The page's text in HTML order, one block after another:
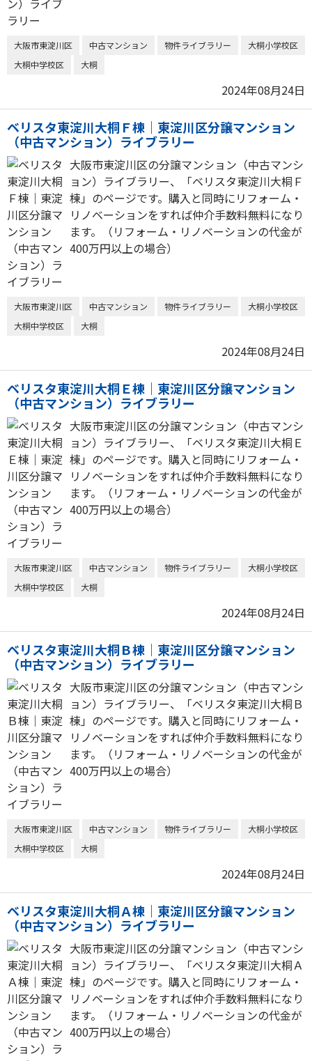
大阪市東淀川区 中古マンション 物件ライブラリー
大桐小学校区
大桐中学校区
大桐
2024年08月24日
ベリスタ東淀川大桐Ｆ棟｜東淀川区分譲マンション
（中古マンション）ライブラリー
大阪市東淀川区の分譲マンション（中古マンシ
ョン）ライブラリー、「ベリスタ東淀川大桐Ｆ
棟」のページです。購入と同時にリフォーム・
リノベーションをすれば仲介手数料無料になり
ます。（リフォーム・リノベーションの代金が
400万円以上の場合）
大阪市東淀川区 中古マンション 物件ライブラリー
大桐小学校区
大桐中学校区
大桐
2024年08月24日
ベリスタ東淀川大桐Ｅ棟｜東淀川区分譲マンション
（中古マンション）ライブラリー
大阪市東淀川区の分譲マンション（中古マンシ
ョン）ライブラリー、「ベリスタ東淀川大桐Ｅ
棟」のページです。購入と同時にリフォーム・
リノベーションをすれば仲介手数料無料になり
ます。（リフォーム・リノベーションの代金が
400万円以上の場合）
大阪市東淀川区 中古マンション 物件ライブラリー
大桐小学校区
大桐中学校区
大桐
2024年08月24日
ベリスタ東淀川大桐Ｂ棟｜東淀川区分譲マンション
（中古マンション）ライブラリー
大阪市東淀川区の分譲マンション（中古マンシ
ョン）ライブラリー、「ベリスタ東淀川大桐Ｂ
棟」のページです。購入と同時にリフォーム・
リノベーションをすれば仲介手数料無料になり
ます。（リフォーム・リノベーションの代金が
400万円以上の場合）
大阪市東淀川区 中古マンション 物件ライブラリー
大桐小学校区
大桐中学校区
大桐
2024年08月24日
ベリスタ東淀川大桐Ａ棟｜東淀川区分譲マンション
（中古マンション）ライブラリー
大阪市東淀川区の分譲マンション（中古マンシ
ョン）ライブラリー、「ベリスタ東淀川大桐Ａ
棟」のページです。購入と同時にリフォーム・
リノベーションをすれば仲介手数料無料になり
ます。（リフォーム・リノベーションの代金が
400万円以上の場合）